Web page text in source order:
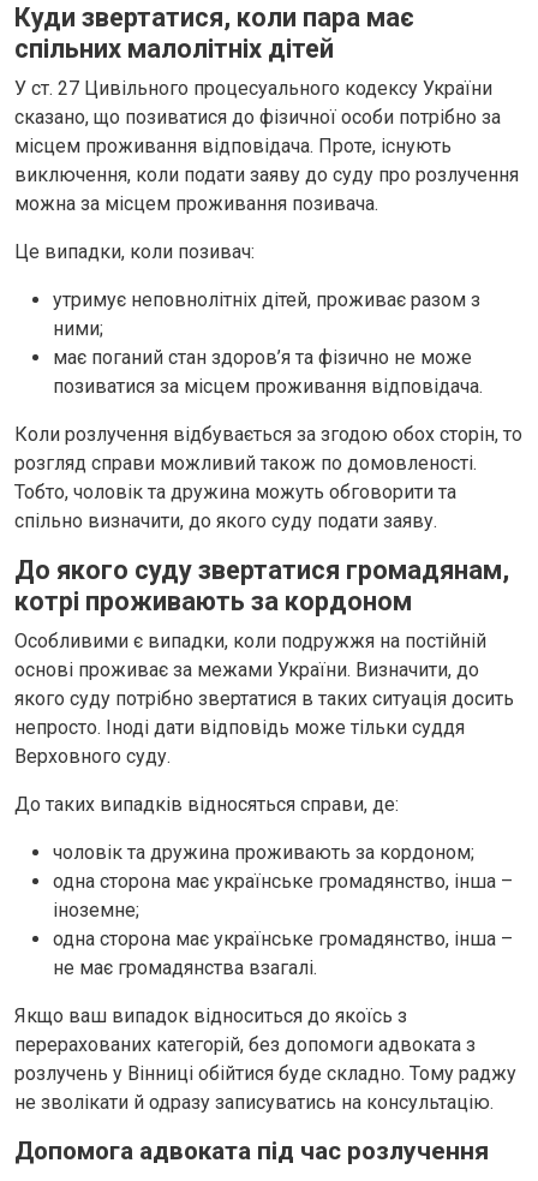
Куди звертатися, коли пара має
спільних малолітніх дітей
У ст. 27 Цивільного процесуального кодексу України
сказано, що позиватися до фізичної особи потрібно за
місцем проживання відповідача. Проте, існують
виключення, коли подати заяву до суду про розлучення
можна за місцем проживання позивача.
Це випадки, коли позивач:
утримує неповнолітніх дітей, проживає разом з
ними;
має поганий стан здоров’я та фізично не може
позиватися за місцем проживання відповідача.
Коли розлучення відбувається за згодою обох сторін, то
розгляд справи можливий також по домовленості.
Тобто, чоловік та дружина можуть обговорити та
спільно визначити, до якого суду подати заяву.
До якого суду звертатися громадянам,
котрі проживають за кордоном
Особливими є випадки, коли подружжя на постійній
основі проживає за межами України. Визначити, до
якого суду потрібно звертатися в таких ситуація досить
непросто. Іноді дати відповідь може тільки суддя
Верховного суду.
До таких випадків відносяться справи, де:
чоловік та дружина проживають за кордоном;
одна сторона має українське громадянство, інша –
іноземне;
одна сторона має українське громадянство, інша –
не має громадянства взагалі.
Якщо ваш випадок відноситься до якоїсь з
перерахованих категорій, без допомоги адвоката з
розлучень у Вінниці обійтися буде складно. Тому раджу
не зволікати й одразу записуватись на консультацію.
Допомога адвоката під час розлучення